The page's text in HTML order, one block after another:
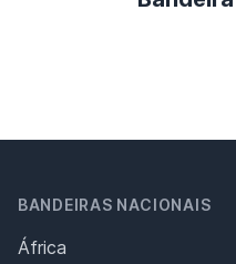
BANDEIRAS NACIONAIS
África